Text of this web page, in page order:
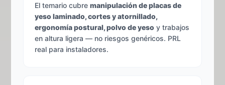
El temario cubremanipulación de placas de
yeso laminado, cortes y atornillado,
ergonomía postural, polvo de yeso y trabajos
en altura ligera — no riesgos genéricos. PRL
real para instaladores.